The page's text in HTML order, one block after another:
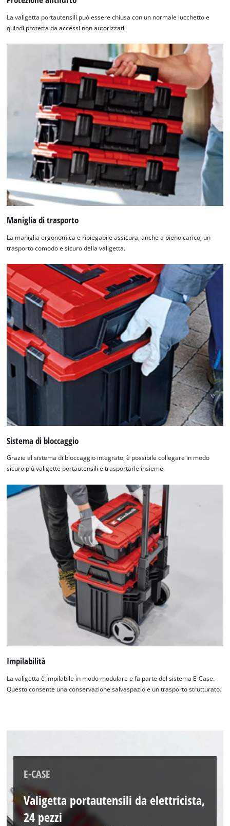
La valigetta portautensili può essere chiusa con un normale lucchetto e
quindi protetta da accessi non autorizzati.
Maniglia di trasporto
La maniglia ergonomica e ripiegabile assicura, anche a pieno carico, un
trasporto comodo e sicuro della valigetta.
Sistema di bloccaggio
Grazie al sistema di bloccaggio integrato, è possibile collegare in modo
sicuro più valigette portautensili e trasportarle insieme.
Impilabilità
La valigetta è impilabile in modo modulare e fa parte del sistema E-Case.
Questo consente una conservazione salvaspazio e un trasporto strutturato.
E-CASE
Valigetta portautensili da elettricista,
24 pezzi